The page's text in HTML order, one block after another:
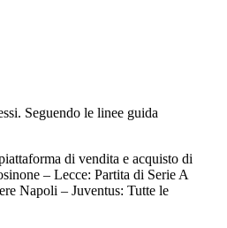
Seguendo le linee guida
di vendita e acquisto di
– Lecce: Partita di Serie A
Napoli – Juventus: Tutte le